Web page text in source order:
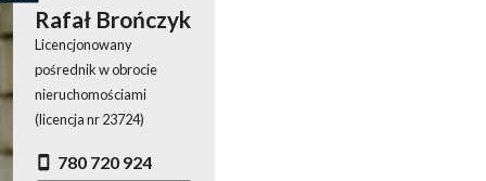
Rafał Brończyk
Licencjonowany
pośrednik w obrocie
nieruchomościami
(licencja nr 23724)
780 720 924